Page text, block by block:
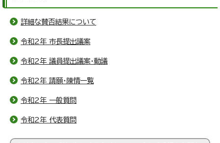
詳細な賛否結果について
令和2年 市長提出議案
令和2年 議員提出議案・動議
令和2年 請願・陳情一覧
令和2年 一般質問
令和2年 代表質問